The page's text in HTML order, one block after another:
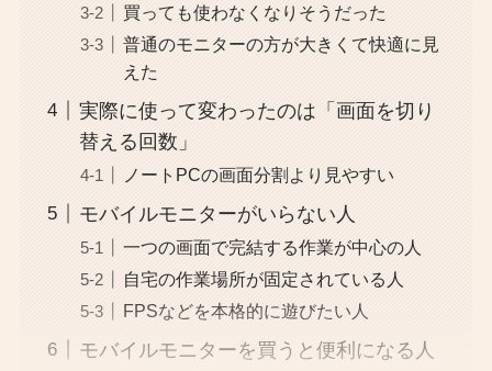
買っても使わなくなりそうだった
普通のモニターの方が大きくて快適に見
えた
実際に使って変わったのは「画面を切り
替える回数」
ノートPCの画面分割より見やすい
モバイルモニターがいらない人
一つの画面で完結する作業が中心の人
自宅の作業場所が固定されている人
FPSなどを本格的に遊びたい人
モバイルモニターを買うと便利になる人